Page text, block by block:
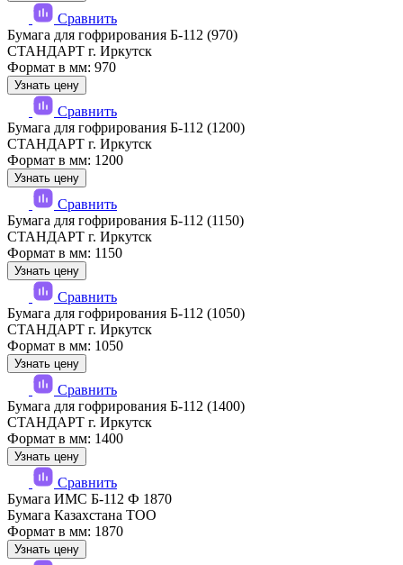
Сравнить
Бумага для гофрирования Б-112 (970)
СТАНДАРТ г. Иркутск
Формат в мм: 970
Узнать цену
Сравнить
Бумага для гофрирования Б-112 (1200)
СТАНДАРТ г. Иркутск
Формат в мм: 1200
Узнать цену
Сравнить
Бумага для гофрирования Б-112 (1150)
СТАНДАРТ г. Иркутск
Формат в мм: 1150
Узнать цену
Сравнить
Бумага для гофрирования Б-112 (1050)
СТАНДАРТ г. Иркутск
Формат в мм: 1050
Узнать цену
Сравнить
Бумага для гофрирования Б-112 (1400)
СТАНДАРТ г. Иркутск
Формат в мм: 1400
Узнать цену
Сравнить
Бумага ИМС Б-112 Ф 1870
Бумага Казахстана ТОО
Формат в мм: 1870
Узнать цену